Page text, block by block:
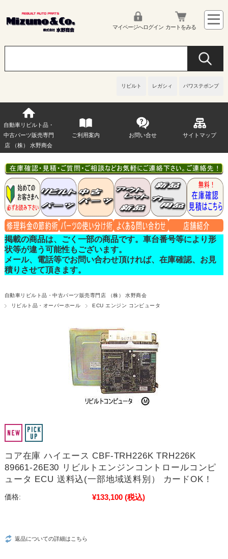
リビルト レガシィ パワステポンプ
マイページへログイン カートをみる
自動車リビルト品・
中古パーツ販売専門
店 （株） 水野商会
ご利用案内 お問い合せ サイトマップ
掲載の商品は、ごく一部の商品です。車台番号等により形
状等が違う可能性もございます。
メール、電話等でお問い合わせ頂ければ、在庫確認、お見
積りさせて頂きます。
自動車リビルト品・中古パーツ販売専門店 （株） 水野商会
リビルト品・オーバーホール
ECU エンジン コンピュータ
コア在庫 ハイエース CBF-TRH226K TRH226K
89661-26E30 リビルトエンジンコントロールコンピ
ュータ ECU 送料込(一部地域送料別） カードOK！
価格: ¥133,100 (税込)
返品についての詳細はこちら